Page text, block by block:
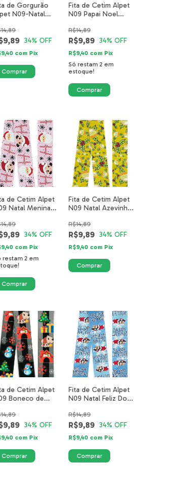
de Gorgurão
N09-Natal
5204-15-
34% OFF
com Pix
Fita de Cetim Alpet
N09 Papai Noel
01-40mm
R$9,89
R$14,89
34% OFF
R$9,40 com Pix
Só restam 2 em
estoque!
de Cetim Alpet
Natal Menina
34% OFF
com Pix
restam2 em
Fita de Cetim Alpet
N09 Natal Azevinho
40mm
R$9,89
R$14,89
34% OFF
R$9,40 com Pix
de Cetim Alpet
Boneco de
preto
34% OFF
com Pix
Fita de Cetim Alpet
N09 Natal Feliz Dog
R$9,89
R$14,89
34% OFF
R$9,40 com Pix